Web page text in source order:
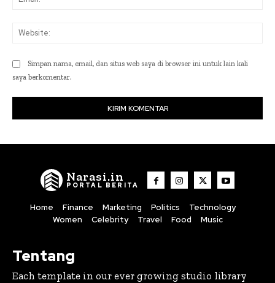
Simpan nama, email, dan situs web saya di browser ini untuk lain kali
saya berkomentar.
Narasi.in
PORTAL BERITA
Home Finance Marketing Politics
Technology
Women
Celebrity Travel Food Music
Tentang
Each template in our ever growing studio library